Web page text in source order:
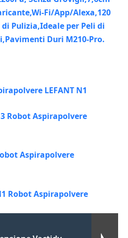
LEFANT N1
Robot Aspirapolvere
Aspirapolvere
Robot Aspirapolvere